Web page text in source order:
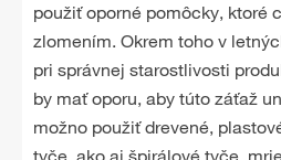
použiť oporné pomôcky, ktoré
zlomením. Okrem toho v
pri správnej starostlivosti
by mať oporu, aby túto záťaž
možno použiť drevené,